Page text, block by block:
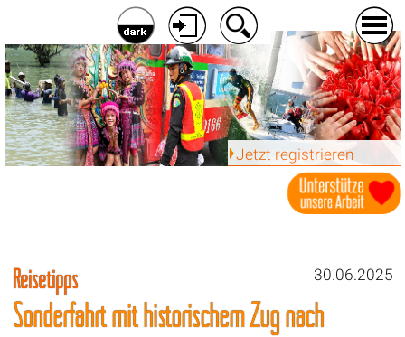
Jetzt registrieren
30.06.2025
Reisetipps
Sonderfahrt mit historischem Zug nach